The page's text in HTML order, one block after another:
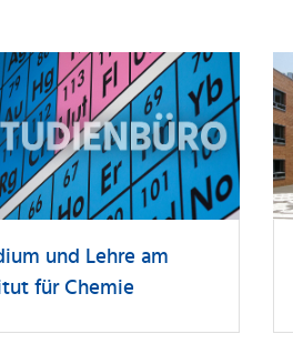
und Lehre am
für Chemie